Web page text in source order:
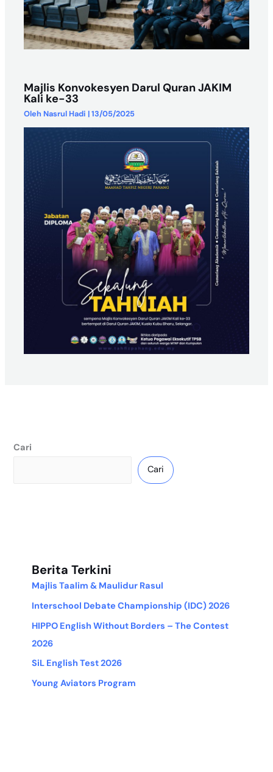
Majlis Konvokesyen Darul Quran JAKIM
Kali ke-33
Oleh Nasrul Hadi |13/05/2025
Cari
Cari
Berita Terkini
Majlis Taalim & Maulidur Rasul
Interschool Debate Championship (IDC) 2026
HIPPO English Without Borders – The Contest
2026
SiL English Test 2026
Young Aviators Program